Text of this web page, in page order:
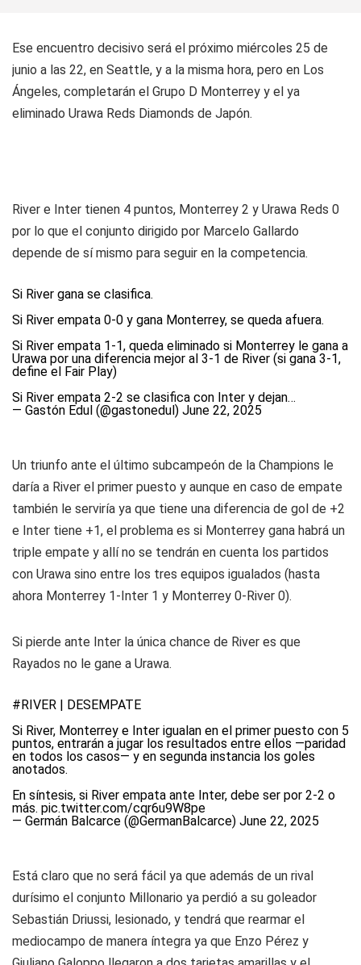
Ese encuentro decisivo será el próximo miércoles 25 de
junio a las 22, en Seattle, y a la misma hora, pero en Los
Ángeles, completarán el Grupo D Monterrey y el ya
eliminado Urawa Reds Diamonds de Japón.
River e Inter tienen 4 puntos, Monterrey 2 y Urawa Reds 0
por lo que el conjunto dirigido por Marcelo Gallardo
depende de sí mismo para seguir en la competencia.
Si River gana se clasifica.
Si River empata 0-0 y gana Monterrey, se queda afuera.
Si River empata 1-1, queda eliminado si Monterrey le gana a
Urawa por una diferencia mejor al 3-1 de River (si gana 3-1,
define el Fair Play)
Si River empata 2-2 se clasifica con Inter y dejan…
— Gastón Edul (@gastonedul) June 22, 2025
Un triunfo ante el último subcampeón de la Champions le
daría a River el primer puesto y aunque en caso de empate
también le serviría ya que tiene una diferencia de gol de +2
e Inter tiene +1, el problema es si Monterrey gana habrá un
triple empate y allí no se tendrán en cuenta los partidos
con Urawa sino entre los tres equipos igualados (hasta
ahora Monterrey 1-Inter 1 y Monterrey 0-River 0).
Si pierde ante Inter la única chance de River es que
Rayados no le gane a Urawa.
#RIVER | DESEMPATE
Si River, Monterrey e Inter igualan en el primer puesto con 5
puntos, entrarán a jugar los resultados entre ellos —paridad
en todos los casos— y en segunda instancia los goles
anotados.
En síntesis, si River empata ante Inter, debe ser por 2-2 o
más. pic.twitter.com/cqr6u9W8pe
— Germán Balcarce (@GermanBalcarce) June 22, 2025
Está claro que no será fácil ya que además de un rival
durísimo el conjunto Millonario ya perdió a su goleador
Sebastián Driussi, lesionado, y tendrá que rearmar el
mediocampo de manera íntegra ya que Enzo Pérez y